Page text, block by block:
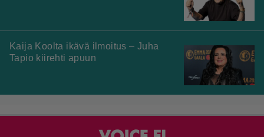
Kaija Koolta ikävä ilmoitus – Juha
Tapio kiirehti apuun